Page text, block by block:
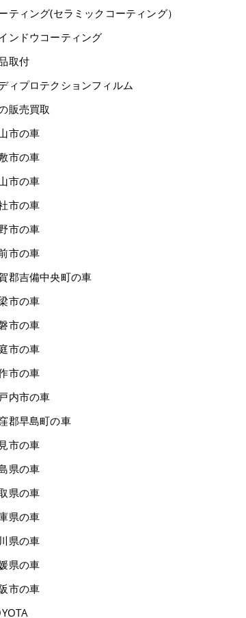
ティング(セラミックコーティング）
ンドウコーティング
取付
ィプロテクションフィルム
販売買取
市の車
市の車
市の車
市の車
市の車
市の車
郡吉備中央町の車
市の車
市の車
市の車
市の車
内市の車
郡早島町の車
市の車
県の車
県の車
県の車
県の車
県の車
市の車